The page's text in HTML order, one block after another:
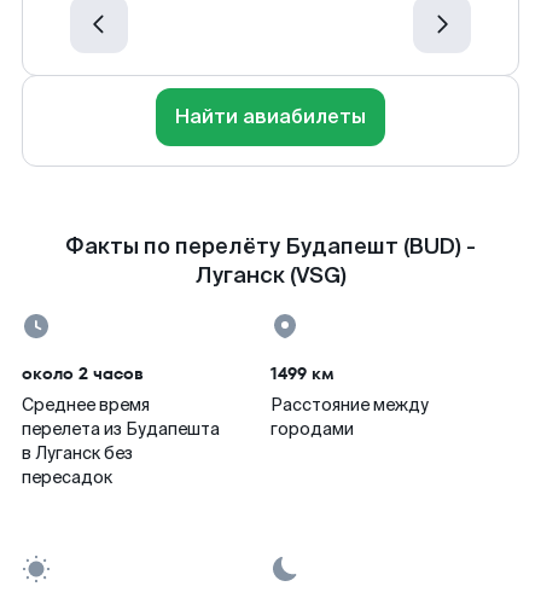
Найти авиабилеты
Факты по перелёту Будапешт (BUD) -
Луганск (VSG)
около 2 часов
Среднее время
перелета из Будапешта
в Луганск без
пересадок
1499 км
Расстояние между
городами